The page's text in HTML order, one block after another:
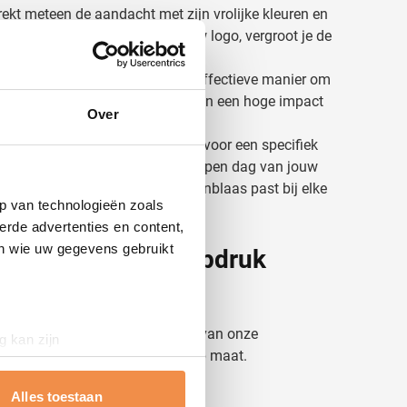
Over
van technologieën zoals
advertenties en content,
wie uw gegevens gebruikt
kan zijn
Alles toestaan
meteen de aandacht met zijn vrolijke kleuren en
te bedrukken met jouw logo, vergroot je de
speelse manier.
is een simpele, kosteneffectieve manier om
Ofwel, lage productiekosten en een hoge impact
bent naar promotiemateriaal voor een specifiek
kinderen aanwezig zijn op de open dag van jouw
relatiegeschenk. Bedrukte bellenblaas past bij elke
met opdruk
contact opnemen
met één van onze
en geven persoonlijk advies op maat.